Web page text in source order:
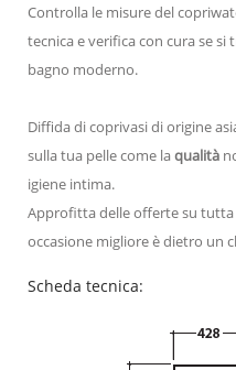
Controlla le misure del
tecnica e verifica con cura se
bagno moderno.
Diffida di coprivasi di origine
sulla tua pelle come laqualità
igiene intima.
Approfitta delle offerte su tutta
occasione migliore è dietro un
Scheda tecnica: